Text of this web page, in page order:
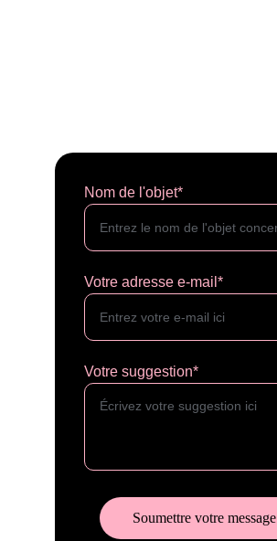
Nom de l'objet*
Votre adresse e-mail*
Votre suggestion*
Soumettre votre message